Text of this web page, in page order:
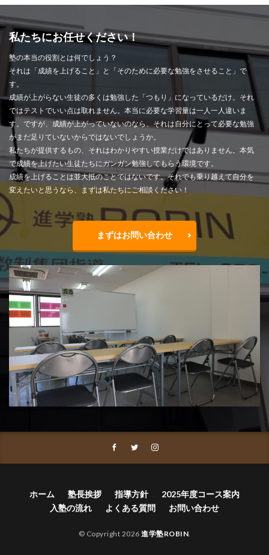
私たちにお任せください！
塾の本当の役割とは何でしょう？
それは「成績を上げること」と「そのために必要な勉強をさせること」で
す。
成績が上がらない生徒の多くは勉強した「つもり」になっているだけ。それ
ではテストでいい点は取れません。本当に必要な学習量は一人一人違いま
す。ですが、成績が上がっていないのなら、それは自分にとって必要な勉強
がまだ足りていないからではないでしょうか。
私たちが提供するもの、それはわかりやすい授業だけではありません。本気
で成績を上げたい生徒たちにガンガン勉強してもらう環境です。
成績を上げることは並大抵のことではないです。それでも乗り越えて自分を
変えたいと思うなら、まずは私たちにご相談ください！
まずはお問い合わせ
ホーム 塾長挨拶 指導方針
2025年度コース案内
入塾の流れ
よくある質問 お問い合わせ
© Copyright 2026 進学塾ROBIN.